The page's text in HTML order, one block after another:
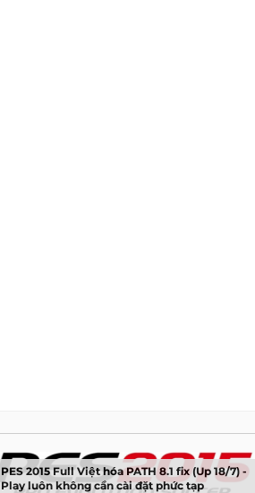
PES 2015 Full Việt hóa PATH 8.1 fix (Up 18/7) -
Play luôn không cần cài đặt phức tạp